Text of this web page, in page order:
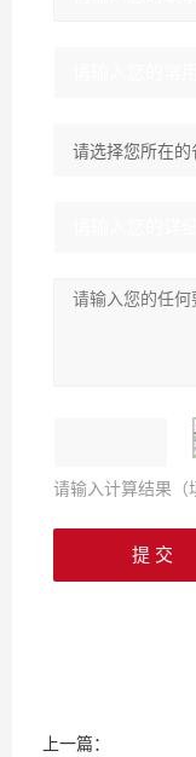
请输入计算结果（
上一篇：